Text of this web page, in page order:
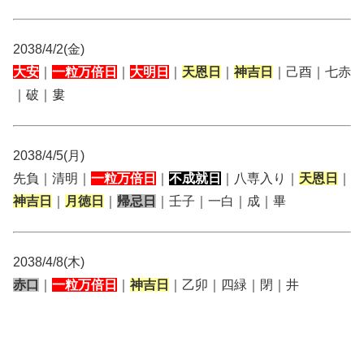
2038/4/2(金)
大安
一粒万倍日 大明日 天恩日 神吉日
｜己酉｜七赤
｜破｜婁
2038/4/5(月)
先負｜清明｜ 一粒万倍日 不成就日 ｜八専入り｜ 天恩日
神吉日
月徳日 帰忌日 ｜壬子｜一白｜成｜畢
2038/4/8(木)
赤口
一粒万倍日 神吉日 ｜乙卯｜四緑｜閉｜井